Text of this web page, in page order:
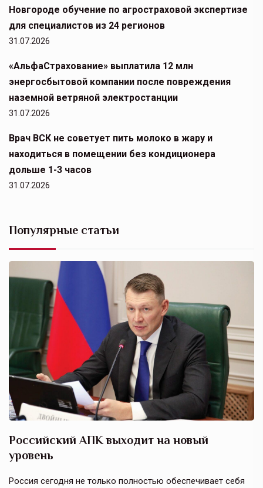
Новгороде обучение по агростраховой экспертизе
для специалистов из 24 регионов
31.07.2026
«АльфаСтрахование» выплатила 12 млн
энергосбытовой компании после повреждения
наземной ветряной электростанции
31.07.2026
Врач ВСК не советует пить молоко в жару и
находиться в помещении без кондиционера
дольше 1-3 часов
31.07.2026
Популярные статьи
Российский АПК выходит на новый
уровень
Россия сегодня не только полностью обеспечивает себя